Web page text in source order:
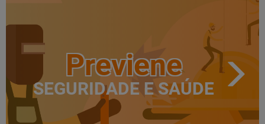
Previene
SEGURIDADE E SAÚDE